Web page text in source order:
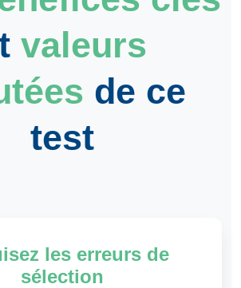
valeurs
de ce
test
les erreurs de
sélection